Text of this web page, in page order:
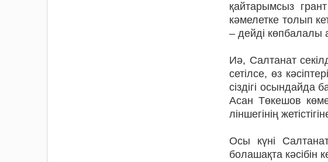
қайтарымсыз
кәмелетке толып
– дейді көпбалалы
Иә, Салтанат
сетілсе, өз
сіздігі осындайда
Асан Төкешов
ліншегінің
Осы күні
болашақта кәсібін